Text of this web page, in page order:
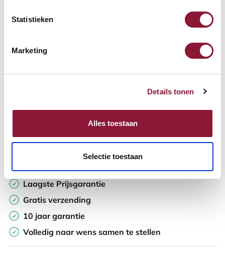
Statistieken
Marketing
Details tonen
Alles toestaan
Selectie toestaan
Op zoek naar aantallen? Maak je werkplek compleet en vraag
direct een offerte op maat aan.
Toevoegen aan vergelijker
Laagste Prijsgarantie
Gratis verzending
10 jaar garantie
Volledig naar wens samen te stellen